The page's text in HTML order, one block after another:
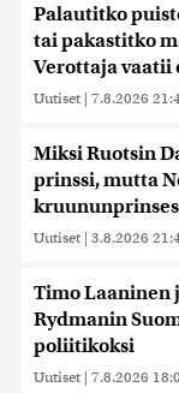
Palautitko
tai pakastitko
Verottaja vaatii
Uutiset | 7.8.2026
Miksi Ruotsin
prinssi, mutta
Uutiset | 3.8.2026
Timo Laaninen
Rydmanin
poliitikoksi
Uutiset | 7.8.2026